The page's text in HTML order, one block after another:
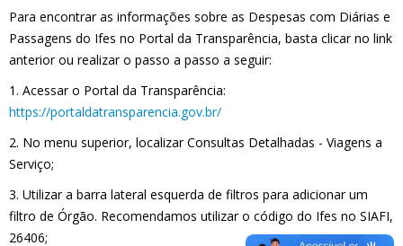
Para encontrar as informações sobre as Despesas com Diárias e
Passagens do Ifes no Portal da Transparência, basta clicar no link
anterior ou realizar o passo a passo a seguir:
1. Acessar o Portal da Transparência:
https://portaldatransparencia.gov.br/
2. No menu superior, localizar Consultas Detalhadas - Viagens a
Serviço;
3. Utilizar a barra lateral esquerda de filtros para adicionar um
filtro de Órgão. Recomendamos utilizar o código do Ifes no SIAFI,
26406;